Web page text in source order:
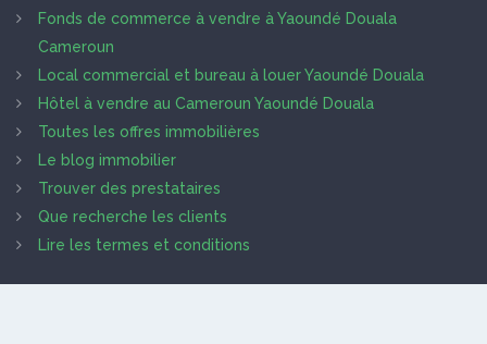
Fonds de commerce à vendre à Yaoundé Douala
Cameroun
Local commercial et bureau à louer Yaoundé Douala
Hôtel à vendre au Cameroun Yaoundé Douala
Toutes les offres immobilières
Le blog immobilier
Trouver des prestataires
Que recherche les clients
Lire les termes et conditions